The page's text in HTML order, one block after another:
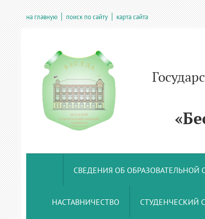
на главную поиск по сайту карта сайта
СВЕДЕНИЯ ОБ ОБРАЗОВАТЕЛЬНОЙ
НАСТАВНИЧЕСТВО СТУДЕНЧЕСКИЙ